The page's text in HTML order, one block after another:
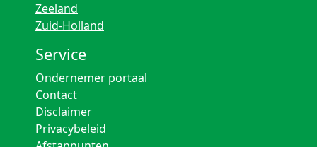
Zeeland
Zuid-Holland
Service
Ondernemer portaal
Contact
Disclaimer
Privacybeleid